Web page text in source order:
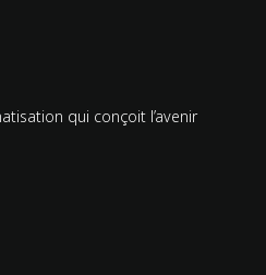
qui conçoit l’avenir